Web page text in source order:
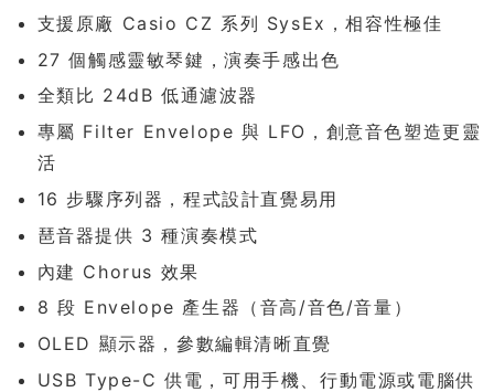
支援原廠 Casio CZ 系列 SysEx，相容性極佳
27 個觸感靈敏琴鍵，演奏手感出色
全類比 24dB 低通濾波器
專屬 Filter Envelope 與 LFO，創意音色塑造更靈
活
16 步驟序列器，程式設計直覺易用
琶音器提供 3 種演奏模式
內建 Chorus 效果
8 段 Envelope 產生器（音高/音色/音量）
OLED 顯示器，參數編輯清晰直覺
USB Type-C 供電，可用手機、行動電源或電腦供